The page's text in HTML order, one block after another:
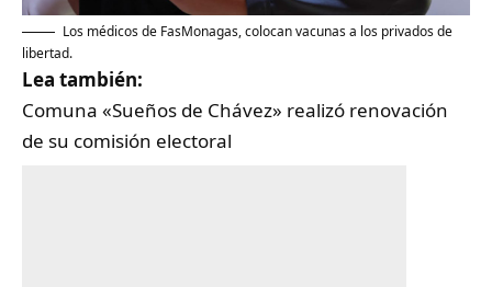
‎Los médicos de FasMonagas, colocan vacunas a los privados de
libertad.
Lea también:
Comuna «Sueños de Chávez» realizó renovación
de su comisión electoral